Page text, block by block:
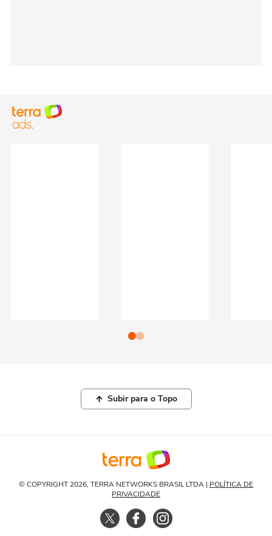
Subir para o Topo
© COPYRIGHT 2026, TERRA NETWORKS BRASIL LTDA | POLÍTICA DE
PRIVACIDADE